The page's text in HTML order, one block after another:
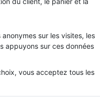
société, politique
Métal
Rock
- Twelve Ways You
Bible Study
Can Unlock
EAN9780310273004
sur les visites, les
appuyons sur ces données
vous acceptez tous les